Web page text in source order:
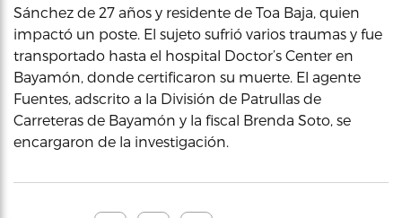
Sánchez de 27 años y residente de Toa Baja, quien
impactó un poste. El sujeto sufrió varios traumas y fue
transportado hasta el hospital Doctor’s Center en
Bayamón, donde certificaron su muerte. El agente
Fuentes, adscrito a la División de Patrullas de
Carreteras de Bayamón y la fiscal Brenda Soto, se
encargaron de la investigación.